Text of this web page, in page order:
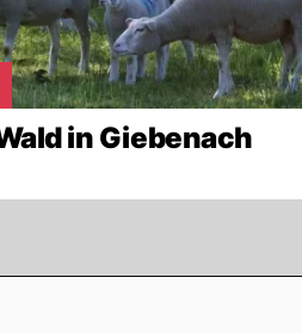
in Giebenach